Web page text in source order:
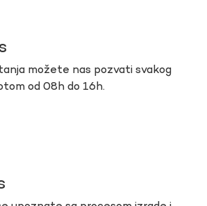
možete nas pozvati svakog
od 08h do 16h.